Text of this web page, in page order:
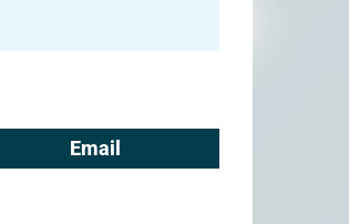
Email